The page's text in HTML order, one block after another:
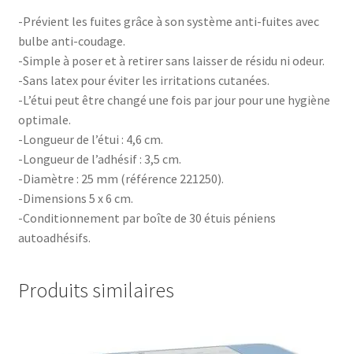
-Prévient les fuites grâce à son système anti-fuites avec
bulbe anti-coudage.
-Simple à poser et à retirer sans laisser de résidu ni odeur.
-Sans latex pour éviter les irritations cutanées.
-L’étui peut être changé une fois par jour pour une hygiène
optimale.
-Longueur de l’étui : 4,6 cm.
-Longueur de l’adhésif : 3,5 cm.
-Diamètre : 25 mm (référence 221250).
-Dimensions 5 x 6 cm.
-Conditionnement par boîte de 30 étuis péniens
autoadhésifs.
Produits similaires